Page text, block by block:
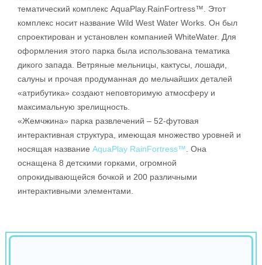
тематический комплекс AquaPlay.RainFortress™. Этот
комплекс носит название Wild West Water Works. Он был
спроектирован и установлен компанией WhiteWater. Для
оформления этого парка была использована тематика
дикого запада. Ветряные мельницы, кактусы, лошади,
салуны и прочая продуманная до мельчайших деталей
«атрибутика» создают неповторимую атмосферу и
максимальную зрелищность.
«Жемчжина» парка развлечений – 52-футовая
интерактивная структура, имеющая множество уровней и
носящая название AquaPlay RainFortress™ . Она
оснащена 8 детскими горками, огромной
опрокидывающейся бочкой и 200 различными
интерактивными элементами.